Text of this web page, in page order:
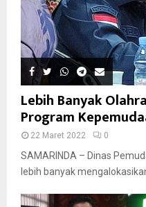
Lebih Banyak
Program
22 Maret 2022 0
SAMARINDA – Dinas
lebih banyak